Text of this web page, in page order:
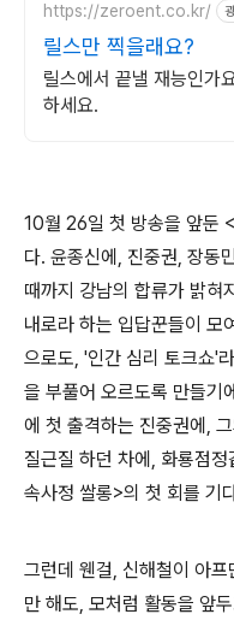
https://zeroent.co.kr/
릴스만 찍을래요?
릴스에서 끝낼 재능인가
하세요.
10월 26일 첫 방송을 앞둔
다. 윤종신에, 진중권, 장동
때까지 강남의 합류가 밝
내로라 하는 입답꾼들이 모
으로도, '인간 심리 토크쇼'
을 부풀어 오르도록 만들기
에 첫 출격하는 진중권에,
질근질 하던 차에, 화룡점
속사정 쌀롱>의 첫 회를 기
그런데 웬걸, 신해철이 아프
만 해도, 모처럼 활동을 앞